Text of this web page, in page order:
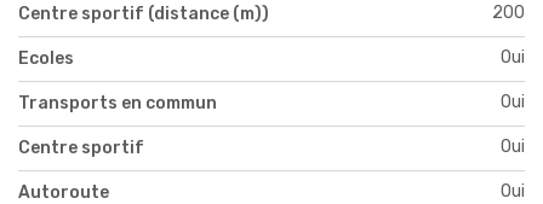
Centre sportif (distance (m)) 200
Ecoles Oui
Transports en commun Oui
Centre sportif Oui
Autoroute Oui